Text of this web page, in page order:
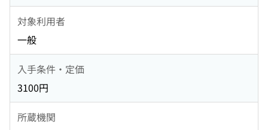
対象利用者
一般
入手条件・定価
3100円
所蔵機関